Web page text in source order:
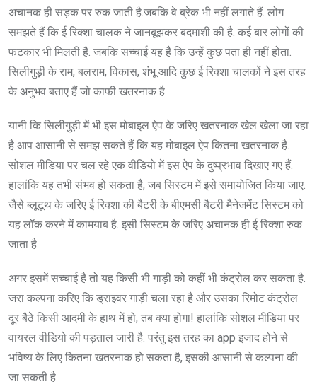
अचानक ही सड़क पर रुक जाती है.जबकि वे ब्रेक भी नहीं लगाते हैं. लोग
समझते हैं कि ई रिक्शा चालक ने जानबूझकर बदमाशी की है. कई बार लोगों की
फटकार भी मिलती है. जबकि सच्चाई यह है कि उन्हें कुछ पता ही नहीं होता.
सिलीगुड़ी के राम, बलराम, विकास, शंभू आदि कुछ ई रिक्शा चालकों ने इस तरह
के अनुभव बताए हैं जो काफी खतरनाक है.
यानी कि सिलीगुड़ी में भी इस मोबाइल ऐप के जरिए खतरनाक खेल खेला जा रहा
है आप आसानी से समझ सकते हैं कि यह मोबाइल ऐप कितना खतरनाक है.
सोशल मीडिया पर चल रहे एक वीडियो में इस ऐप के दुष्प्रभाव दिखाए गए हैं.
हालांकि यह तभी संभव हो सकता है, जब सिस्टम में इसे समायोजित किया जाए.
जैसे ब्लूटूथ के जरिए ई रिक्शा की बैटरी के बीएमसी बैटरी मैनेजमेंट सिस्टम को
यह लॉक करने में कामयाब है. इसी सिस्टम के जरिए अचानक ही ई रिक्शा रुक
जाता है.
अगर इसमें सच्चाई है तो यह किसी भी गाड़ी को कहीं भी कंट्रोल कर सकता है.
जरा कल्पना करिए कि ड्राइवर गाड़ी चला रहा है और उसका रिमोट कंट्रोल
दूर बैठे किसी आदमी के हाथ में हो, तब क्या होगा! हालांकि सोशल मीडिया पर
वायरल वीडियो की पड़ताल जारी है. परंतु इस तरह का app इजाद होने से
भविष्य के लिए कितना खतरनाक हो सकता है, इसकी आसानी से कल्पना की
जा सकती है.